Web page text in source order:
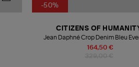
-50%
164,50 €
CITIZENS OF
Jean Daphné Crop Denim Bleu